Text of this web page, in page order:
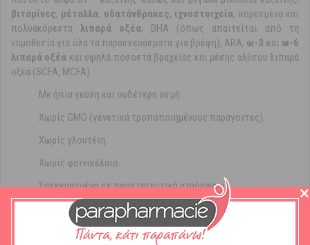
βιταμίνες, μέταλλα, υδατάνθρακες, ιχνοστοιχεία, κορεσμένα και
πολυακόρεστα λιπαρά οξέα, DHA (όπως απαιτείται από τη
νομοθεσία για όλα τα παρασκευάσματα για βρέφη), ARA, ω-3 και ω-6
λιπαρά οξέα και υψηλά ποσοστά βραχείας και μέσης αλύσου λιπαρά
οξέα (SCFA, MCFA).
Με ήπια γεύση και ουδέτερη οσμή.
Χωρίς GMO (γενετικά τροποποιημένους παράγοντες).
Χωρίς γλουτένη.
Χωρίς φοινικέλαιο.
Συσκευασμένο σε προστατευτική ατμόσφαιρα.
Το μητρικό γάλα είναι η ιδανική τροφή για τα βρέφη. Ο
αποκλειστικός μητρικός θηλασμός κατά το πρώτο εξάμηνο της ζωής
είναι ιδανικός για το μωρό σας. Όταν ο θηλασμός είναι αδύνατος ή